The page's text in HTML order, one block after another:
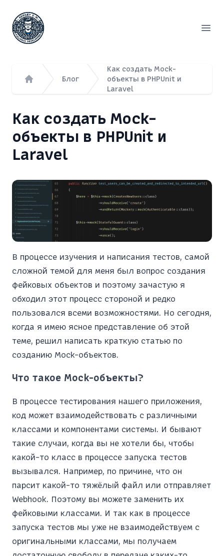
Сергей Емельянов - частный PHP-программист,
Главная
Блог
Как создать Mock-
объекты в PHPUnit и
Laravel
Как создать Mock-
объекты в PHPUnit и
Laravel
В процессе изучения и написания тестов, самой
сложной темой для меня был вопрос создания
фейковых объектов и поэтому зачастую я
обходил этот процесс стороной и редко
пользовался всеми возможностями. Но сегодня,
когда я имею ясное представление об этой
теме, решил написать краткую статью по
созданию Mock-объектов.
Что такое Mock-объекты?
В процессе тестирования нашего приложения,
код может взаимодействовать с различными
классами и компонентами системы. И бывают
такие случаи, когда вы не хотели бы, чтобы
какой-то класс в процессе запуска тестов
вызывался. Например, по причине, что он
парсит какой-то тяжёлый файл или отправляет
Webhook. Поэтому вы можете заменить их
фейковыми классами. И так как в процессе
запуска тестов мы уже не взаимодействуем с
оригинальными классами, мы получаем